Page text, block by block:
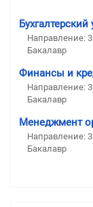
Направление:
Бакалавр
Финансы и
Направление:
Бакалавр
Менеджмент
Направление:
Бакалавр